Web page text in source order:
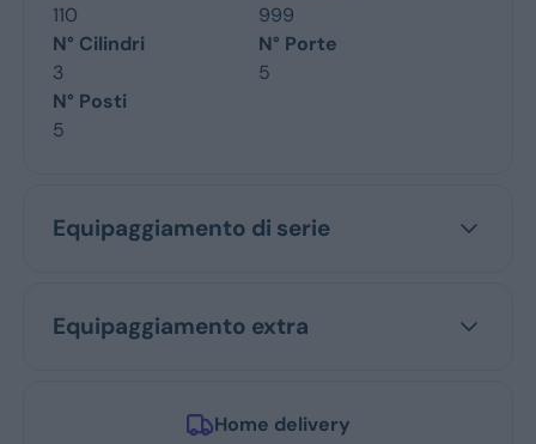
110
999
N° Cilindri
3
N° Porte
5
N° Posti
5
Equipaggiamento di serie
Equipaggiamento extra
Home delivery